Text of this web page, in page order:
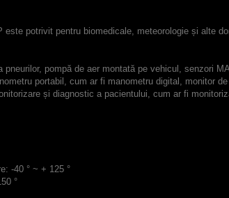
potrivit pentru biomedicale, meteorologie și alte
pneurilor, pompă de aer montată pe vehicul, senzori
portabil, cum ar fi manometru digital, monitor
și diagnostic a pacientului, cum ar fi
-40 ° ~ + 125 °
°